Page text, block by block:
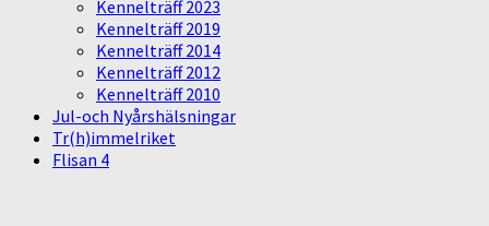
Kennelträff 2023
Kennelträff 2019
Kennelträff 2014
Kennelträff 2012
Kennelträff 2010
Jul-och Nyårshälsningar
Tr(h)immelriket
Flisan 4